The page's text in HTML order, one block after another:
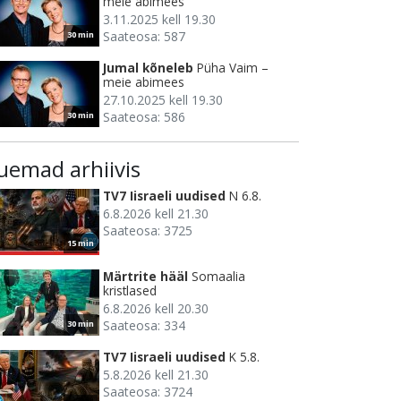
30 min
3.11.2025 kell 19.30
Saateosa: 587
30 min
Jumal kõneleb Püha Vaim –
meie abimees
27.10.2025 kell 19.30
Saateosa: 586
arhiivis
15 min
TV7 Iisraeli uudised N 6.8.
6.8.2026 kell 21.30
Saateosa: 3725
30 min
Märtrite hääl Somaalia
kristlased
6.8.2026 kell 20.30
Saateosa: 334
TV7 Iisraeli uudised K 5.8.
5.8.2026 kell 21.30
Saateosa: 3724